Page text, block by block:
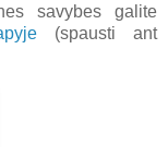
savybes galite
(spausti ant